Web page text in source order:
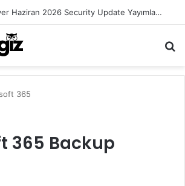
Exchange Server Haziran 2026 Security Update Yayımlandı
365
365 Backup